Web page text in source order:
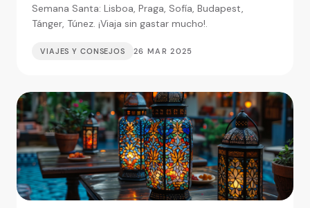
Semana Santa: Lisboa, Praga, Sofía, Budapest,
Tánger, Túnez. ¡Viaja sin gastar mucho!.
VIAJES Y CONSEJOS 26 MAR 2025